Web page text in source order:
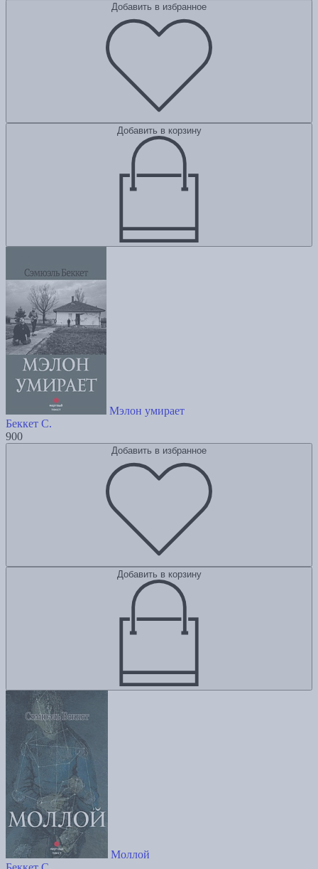
Добавить в избранное
Добавить в корзину
Мэлон умирает
Беккет С.
900
Добавить в избранное
Добавить в корзину
Моллой